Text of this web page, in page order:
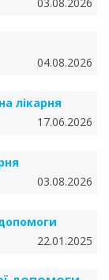
04.08.2026
лікарня
17.06.2026
03.08.2026
22.01.2025